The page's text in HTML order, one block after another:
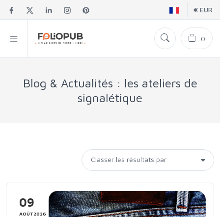
€ EUR
0
Blog & Actualités : les ateliers de
signalétique
09
AOÛT2026